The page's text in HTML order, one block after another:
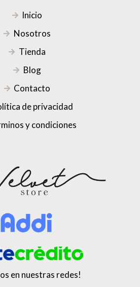
Inicio
Nosotros
Tienda
Blog
Contacto
de privacidad
y condiciones
en nuestras redes!